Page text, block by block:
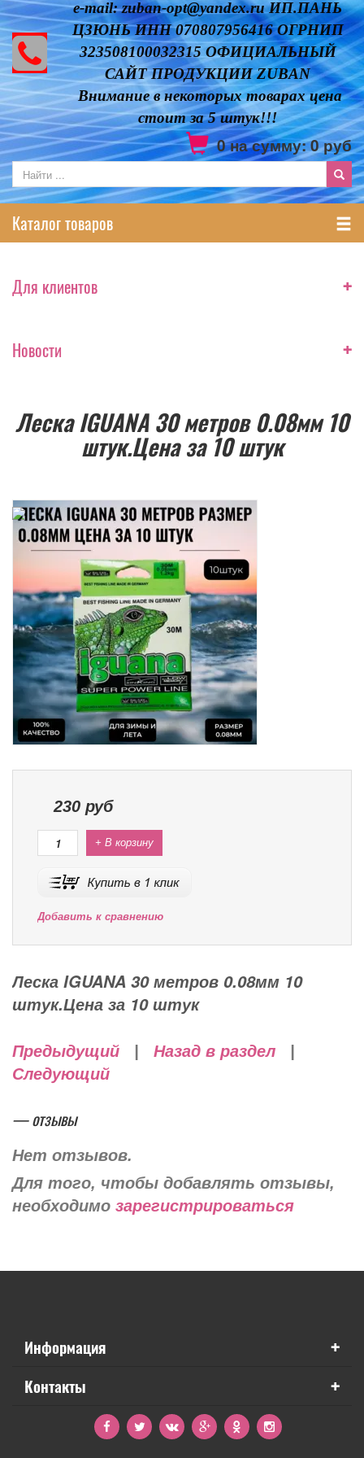
e-mail: zuban-opt@yandex.ru ИП.ПАНЬ
ЦЗЮНЬ ИНН 070807956416 ОГРНИП
323508100032315 ОФИЦИАЛЬНЫЙ
САЙТ ПРОДУКЦИИ ZUBAN
Внимание в некоторых товарах цена
стоит за 5 штук!!!
0на сумму:0руб
Каталог товаров
Для клиентов +
Новости +
Леска IGUANA 30 метров 0.08мм 10
штук.Цена за 10 штук
230 руб
+ В корзину
Добавить к сравнению
Леска IGUANA 30 метров 0.08мм 10
штук.Цена за 10 штук
Предыдущий Назад в раздел
Следующий
— отзывы
Нет отзывов.
Для того, чтобы добавлять отзывы,
необходимо зарегистрироваться
Информация +
Контакты +